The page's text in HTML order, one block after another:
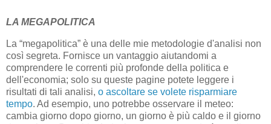
LA MEGAPOLITICA
La “megapolitica” è una delle mie metodologie d'analisi non
così segreta. Fornisce un vantaggio aiutandomi a
comprendere le correnti più profonde della politica e
dell'economia; solo su queste pagine potete leggere i
risultati di tali analisi, o ascoltare se volete risparmiare
tempo. Ad esempio, uno potrebbe osservare il meteo:
cambia giorno dopo giorno, un giorno è più caldo e il giorno